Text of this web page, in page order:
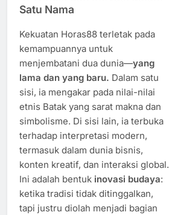
Satu Nama
Kekuatan Horas88 terletak pada
kemampuannya untuk
menjembatani dua dunia—yang
lama dan yang baru. Dalam satu
sisi, ia mengakar pada nilai-nilai
etnis Batak yang sarat makna dan
simbolisme. Di sisi lain, ia terbuka
terhadap interpretasi modern,
termasuk dalam dunia bisnis,
konten kreatif, dan interaksi global.
Ini adalah bentuk inovasi budaya:
ketika tradisi tidak ditinggalkan,
tapi justru diolah menjadi bagian